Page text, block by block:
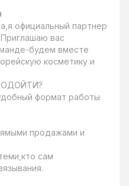
официальный партнер
Приглашаю вас
будем вместе
косметику и
формат работы
продажами и
сам